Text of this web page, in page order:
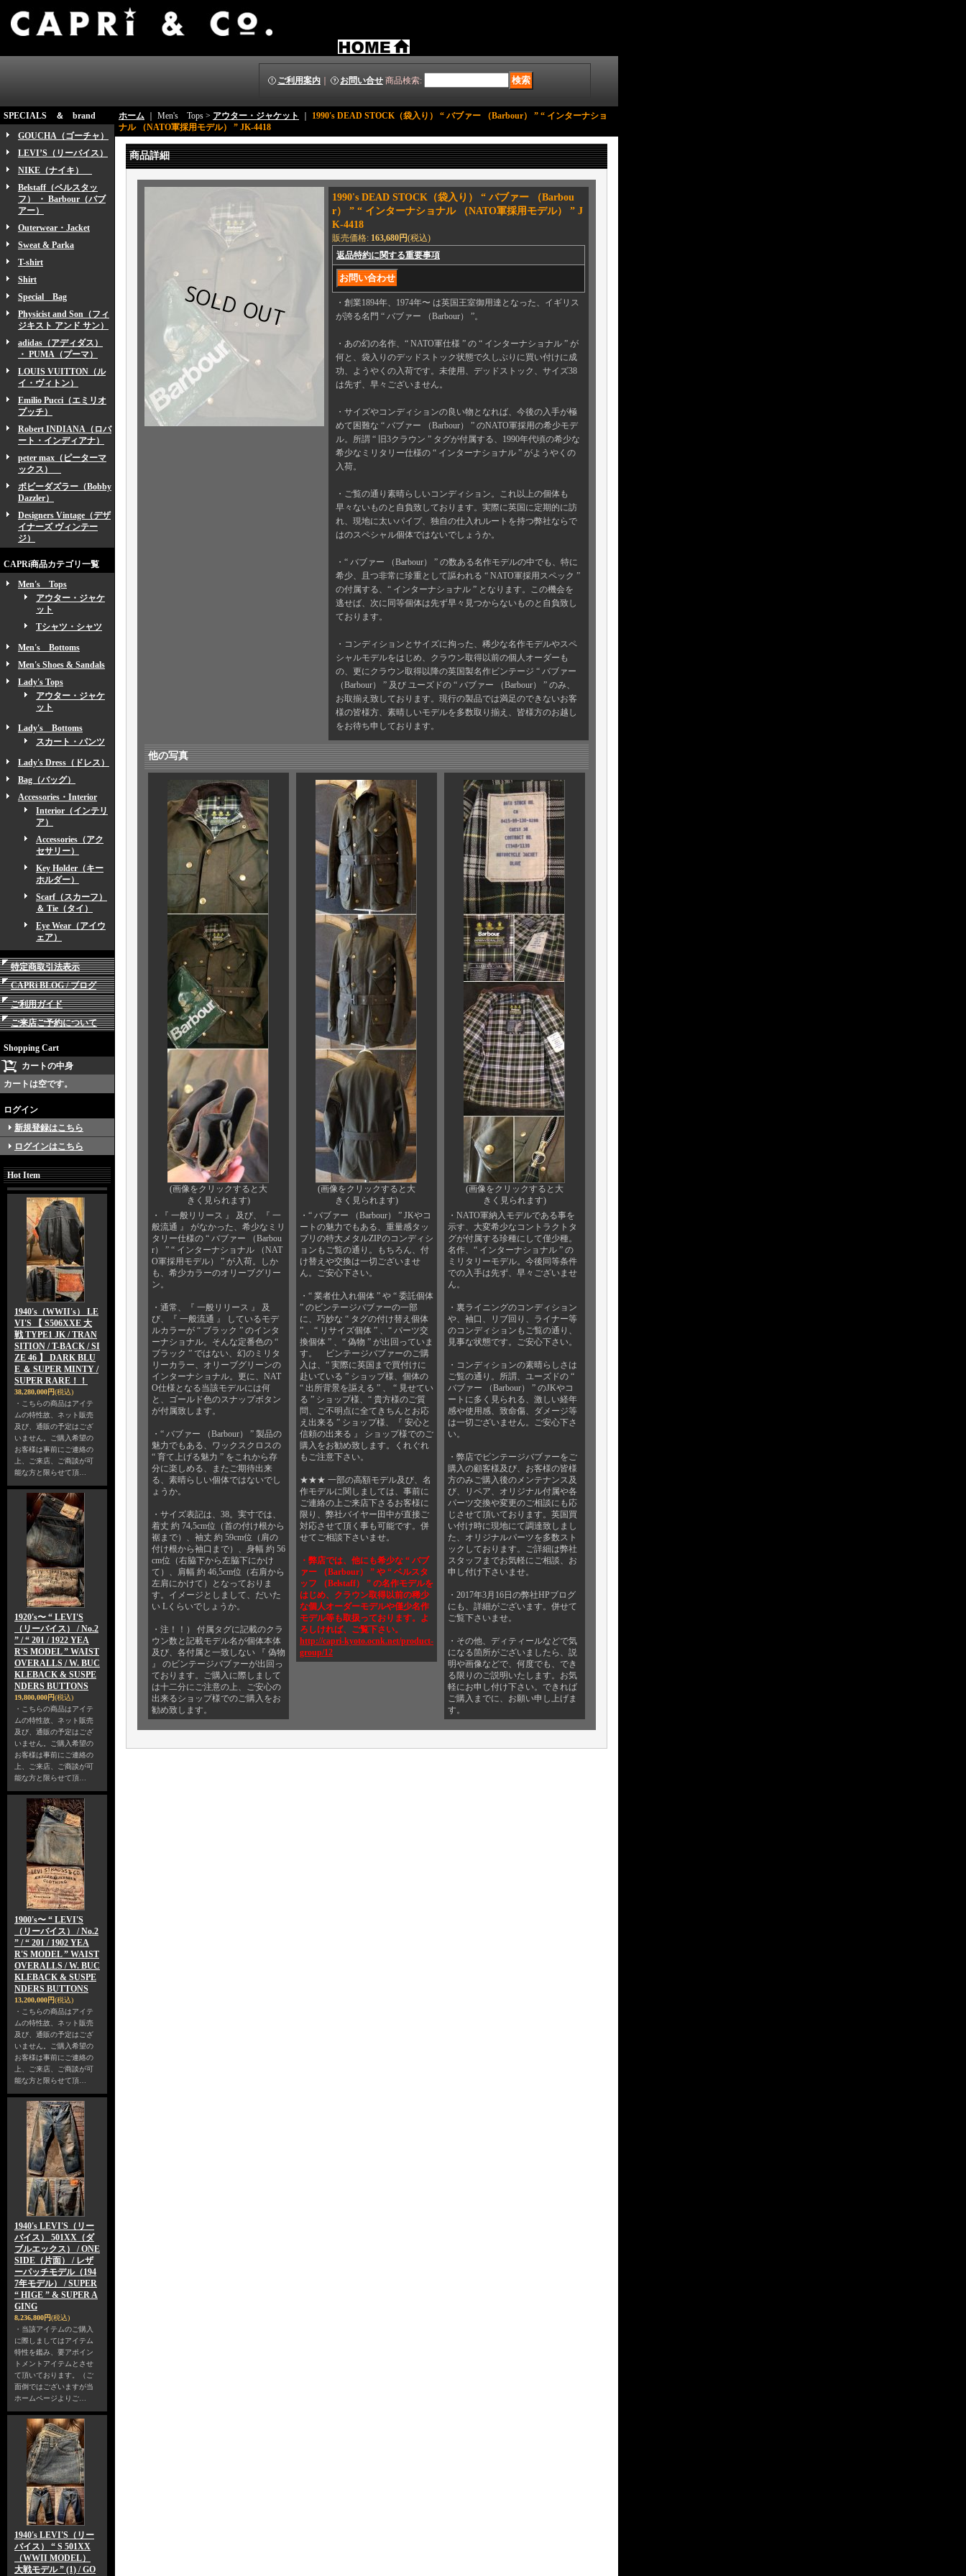
ご利用案内 お問い合せ 商品検索:
SPECIALS ＆ brand
GOUCHA（ゴーチャ）
LEVI’S（リーバイス）
NIKE（ナイキ）
Belstaff（ベルスタッ
フ） ・ Barbour（バブ
アー）
Outerwear・Jacket
Sweat & Parka
T-shirt
Shirt
Special Bag
Physicist and Son（フィ
ジキスト アンド サン）
adidas（アディダス）
・ PUMA（プーマ）
LOUIS VUITTON（ル
イ・ヴィトン）
Emilio Pucci（エミリオ
プッチ）
Robert INDIANA（ロバ
ート・インディアナ）
peter max（ピーターマ
ックス）
ボビーダズラー（Bobby
Dazzler）
Designers Vintage（デザ
イナーズ ヴィンテー
ジ）
CAPRi商品カテゴリ一覧
Men's Tops
アウター・ジャケ
ット
Tシャツ・シャツ
Men's Bottoms
Men's Shoes & Sandals
Lady's Tops
アウター・ジャケ
ット
Lady's Bottoms
スカート・パンツ
Lady's Dress（ドレス）
Bag（バッグ）
Accessories・Interior
Interior（インテリ
ア）
Accessories（アク
セサリー）
Key Holder（キー
ホルダー）
Scarf（スカーフ）
＆ Tie（タイ）
Eye Wear（アイウ
ェア）
特定商取引法表示
CAPRi BLOG / ブログ
ご利用ガイド
ご来店ご予約について
Shopping Cart
カートの中身
カートは空です。
ログイン
新規登録はこちら
ログインはこちら
Hot Item
1940's（WWII's） LE
VI'S 【 S506XXE 大
戦 TYPE1 JK / TRAN
SITION / T-BACK / SI
ZE 46 】 DARK BLU
E ＆ SUPER MINTY /
SUPER RARE！！
38,280,000円(税込)
・こちらの商品はアイテ
ムの特性故、ネット販売
及び、通販の予定はござ
いません。ご購入希望の
お客様は事前にご連絡の
上、ご来店、ご商談が可
能な方と限らせて頂…
1920's〜 “ LEVI'S
（リーバイス） / No.2
” / “ 201 / 1922 YEA
R'S MODEL ” WAIST
OVERALLS / W. BUC
KLEBACK & SUSPE
NDERS BUTTONS
19,800,000円(税込)
・こちらの商品はアイテ
ムの特性故、ネット販売
及び、通販の予定はござ
いません。ご購入希望の
お客様は事前にご連絡の
上、ご来店、ご商談が可
能な方と限らせて頂…
1900's〜 “ LEVI'S
（リーバイス） / No.2
” / “ 201 / 1902 YEA
R'S MODEL ” WAIST
OVERALLS / W. BUC
KLEBACK & SUSPE
NDERS BUTTONS
13,200,000円(税込)
・こちらの商品はアイテ
ムの特性故、ネット販売
及び、通販の予定はござ
いません。ご購入希望の
お客様は事前にご連絡の
上、ご来店、ご商談が可
能な方と限らせて頂…
1940's LEVI'S（リー
バイス） 501XX（ダ
ブルエックス） / ONE
SIDE（片面） / レザ
ーパッチモデル（194
7年モデル） / SUPER
“ HIGE ” & SUPER A
GING
8,236,800円(税込)
・当該アイテムのご購入
に際しましてはアイテム
特性を鑑み、要アポイン
トメントアイテムとさせ
て頂いております。（ご
面倒ではございますが当
ホームページよりご…
1940's LEVI'S（リー
バイス） “ S 501XX
（WWII MODEL）
大戦モデル ” (1) / GO
ホーム ｜ Men's Tops > アウター・ジャケット
1990's DEAD STOCK（袋入り） “ バブァー （Barbour） ” “ インターナショ
ナル （NATO軍採用モデル） ” JK-4418
商品詳細
1990's DEAD STOCK（袋入り） “ バブァー （Barbou
r） ” “ インターナショナル （NATO軍採用モデル） ” J
K-4418
販売価格: 163,680円(税込)
返品特約に関する重要事項
・創業1894年、1974年〜 は英国王室御用達となった、イギリス
が誇る名門 “ バブァー （Barbour） ”。
・あの幻の名作、“ NATO軍仕様 ” の “ インターナショナル ” が
何と、袋入りのデッドストック状態で久しぶりに買い付けに成
功、ようやくの入荷です。未使用、デッドストック、サイズ38
は先ず、早々ございません。
・サイズやコンディションの良い物となれば、今後の入手が極
めて困難な “ バブァー （Barbour） ” のNATO軍採用の希少モデ
ル。所謂 “ 旧3クラウン ” タグが付属する、1990年代頃の希少な
希少なミリタリー仕様の “ インターナショナル ” がようやくの
入荷。
・ご覧の通り素晴らしいコンディション。これ以上の個体も
早々ないものと自負致しております。実際に英国に定期的に訪
れ、現地に太いパイプ、独自の仕入れルートを持つ弊社ならで
はのスペシャル個体ではないでしょうか。
・“ バブァー （Barbour） ” の数ある名作モデルの中でも、特に
希少、且つ非常に珍重として謳われる “ NATO軍採用スペック ”
の付属する、“ インターナショナル ” となります。この機会を
逃せば、次に同等個体は先ず早々見つからないものと自負致し
ております。
・コンディションとサイズに拘った、稀少な名作モデルやスペ
シャルモデルをはじめ、クラウン取得以前の個人オーダーも
の、更にクラウン取得以降の英国製名作ビンテージ “ バブァー
（Barbour） ” 及び ユーズドの “ バブァー （Barbour） ” のみ、
お取揃え致しております。現行の製品では満足のできないお客
様の皆様方、素晴しいモデルを多数取り揃え、皆様方のお越し
をお待ち申しております。
他の写真
(画像をクリックすると大
きく見られます)
・『 一般リリース 』 及び、『 一
般流通 』 がなかった、希少なミリ
タリー仕様の “ バブァー （Barbou
r） ” “ インターナショナル （NAT
O軍採用モデル） ” が入荷。しか
も、希少カラーのオリーブグリー
ン。
・通常、『 一般リリース 』 及
び、『 一般流通 』 しているモデ
ルカラーが “ ブラック ” のインタ
ーナショナル。そんな定番色の “
ブラック ” ではない、幻のミリタ
リーカラー、オリーブグリーンの
インターナショナル。更に、NAT
O仕様となる当該モデルには何
と、ゴールド色のスナップボタン
が付属致します。
・“ バブァー （Barbour） ” 製品の
魅力でもある、ワックスクロスの
“ 育て上げる魅力 ” をこれから存
分に楽しめる、またご期待出来
る、素晴らしい個体ではないでし
ょうか。
・サイズ表記は、38。実寸では、
着丈 約 74,5cm位（首の付け根から
裾まで）、袖丈 約 59cm位（肩の
付け根から袖口まで）、身幅 約 56
cm位（右脇下から左脇下にかけ
て）、肩幅 約 46,5cm位（右肩から
左肩にかけて）となっておりま
す。イメージとしまして、だいた
い Lくらいでしょうか。
・注！！） 付属タグに記載のクラ
ウン数と記載モデル名が個体本体
及び、各付属と一致しない 『 偽物
』 のビンテージバブァーが出回っ
ております。ご購入に際しまして
は十二分にご注意の上、ご安心の
出来るショップ様でのご購入をお
勧め致します。
(画像をクリックすると大
きく見られます)
・“ バブァー （Barbour） ” JKやコ
ートの魅力でもある、重量感タッ
プリの特大メタルZIPのコンディシ
ョンもご覧の通り。もちろん、付
け替えや交換は一切ございませ
ん。ご安心下さい。
・“ 業者仕入れ個体 ” や “ 委託個体
” のビンテージバブァーの一部
に、巧妙な “ タグの付け替え個体
” 、“ リサイズ個体 ” 、“ パーツ交
換個体 ” 、“ 偽物 ” が出回っていま
す。 ビンテージバブァーのご購
入は、“ 実際に英国まで買付けに
赴いている ” ショップ様、個体の
“ 出所背景を謳える ” 、 “ 見せてい
る ” ショップ様、“ 貴方様のご質
問、ご不明点に全てきちんとお応
え出来る ” ショップ様、『 安心と
信頼の出来る 』 ショップ様でのご
購入をお勧め致します。くれぐれ
もご注意下さい。
★★★ 一部の高額モデル及び、名
作モデルに関しましては、事前に
ご連絡の上ご来店下さるお客様に
限り、弊社バイヤー田中が直接ご
対応させて頂く事も可能です。併
せてご相談下さいませ。
・弊店では、他にも希少な “ バブ
ァー （Barbour） ” や “ ベルスタ
ッフ （Belstaff） ” の名作モデルを
はじめ、クラウン取得以前の稀少
な個人オーダーモデルや僅少名作
モデル等も取扱っております。よ
ろしければ、ご覧下さい。
http://capri-kyoto.ocnk.net/product-
group/12
(画像をクリックすると大
きく見られます)
・NATO軍納入モデルである事を
示す、大変希少なコントラクトタ
グが付属する珍種にして僅少種。
名作、“ インターナショナル ” の
ミリタリーモデル。今後同等条件
での入手は先ず、早々ございませ
ん。
・裏ライニングのコンディション
や、袖口、リブ回り、ライナー等
のコンディションもご覧の通り、
見事な状態です。ご安心下さい。
・コンディションの素晴らしさは
ご覧の通り。所謂、ユーズドの “
バブァー （Barbour） ” のJKやコ
ートに多く見られる、激しい経年
感や使用感、致命傷、ダメージ等
は一切ございません。ご安心下さ
い。
・弊店でビンテージバブァーをご
購入の顧客様及び、お客様の皆様
方のみご購入後のメンテナンス及
び、リペア、オリジナル付属や各
パーツ交換や変更のご相談にも応
じさせて頂いております。英国買
い付け時に現地にて調達致しまし
た、オリジナルパーツを多数スト
ックしております。ご詳細は弊社
スタッフまでお気軽にご相談、お
申し付け下さいませ。
・2017年3月16日の弊社HPブログ
にも、詳細がございます。併せて
ご覧下さいませ。
・その他、ディティールなどで気
になる箇所がございましたら、説
明や画像などで、何度でも、でき
る限りのご説明いたします。お気
軽にお申し付け下さい。できれば
ご購入までに、お願い申し上げま
す。